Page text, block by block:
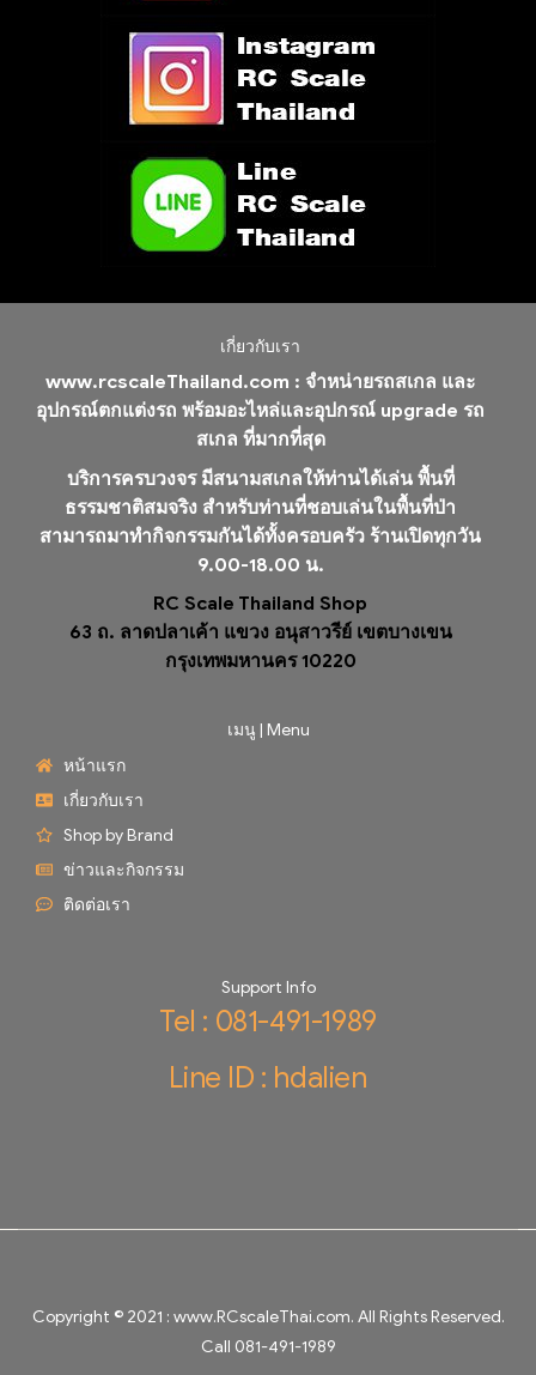
เกี่ยวกับเรา
www.rcscaleThailand.com : จำหน่ายรถสเกล และ
อุปกรณ์ตกแต่งรถ พร้อมอะไหล่และอุปกรณ์ upgrade รถ
สเกล ที่มากที่สุด
บริการครบวงจร มีสนามสเกลให้ท่านได้เล่น พื้นที่
ธรรมชาติสมจริง สำหรับท่านที่ชอบเล่นในพื้นที่ป่า
สามารถมาทำกิจกรรมกันได้ทั้งครอบครัว ร้านเปิดทุกวัน
9.00-18.00 น.
RC Scale Thailand Shop
63 ถ. ลาดปลาเค้า แขวง อนุสาวรีย์ เขตบางเขน
กรุงเทพมหานคร 10220
เมนู | Menu
หน้าแรก
เกี่ยวกับเรา
Shop by Brand
ข่าวและกิจกรรม
ติดต่อเรา
Support Info
Tel : 081-491-1989
Line ID : hdalien
Copyright © 2021 : www.RCscaleThai.com. All Rights Reserved.
Call 081-491-1989